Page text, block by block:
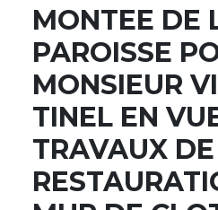
MONTEE DE
PAROISSE
MONSIEUR
TINEL EN
TRAVAUX DE